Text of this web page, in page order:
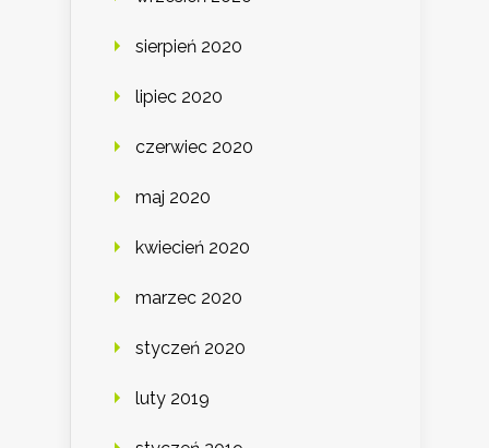
sierpień 2020
lipiec 2020
czerwiec 2020
maj 2020
kwiecień 2020
marzec 2020
styczeń 2020
luty 2019